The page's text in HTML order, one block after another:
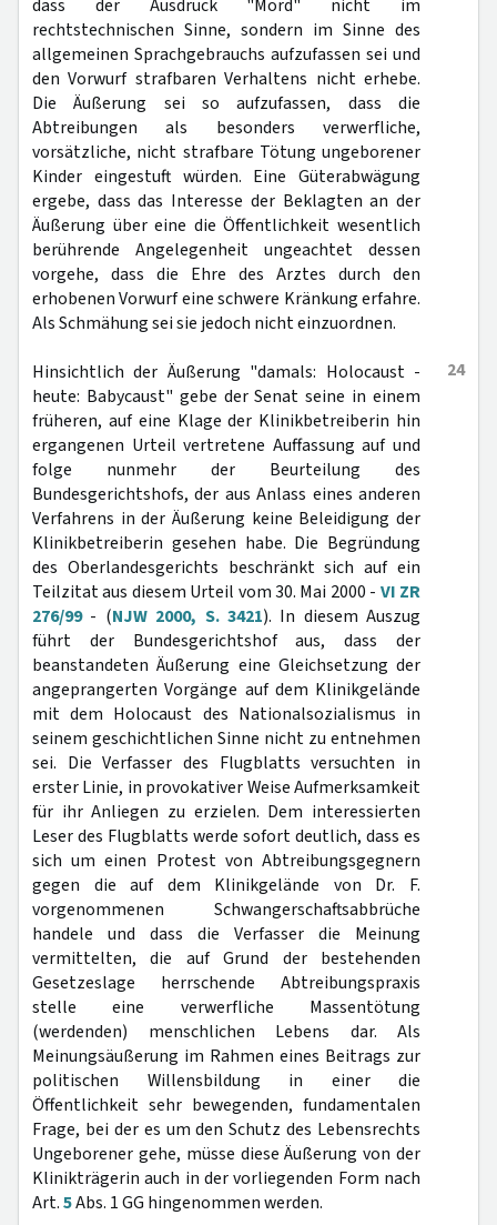
dass der Ausdruck "Mord" nicht im
rechtstechnischen Sinne, sondern im Sinne des
allgemeinen Sprachgebrauchs aufzufassen sei und
den Vorwurf strafbaren Verhaltens nicht erhebe.
Die Äußerung sei so aufzufassen, dass die
Abtreibungen als besonders verwerfliche,
vorsätzliche, nicht strafbare Tötung ungeborener
Kinder eingestuft würden. Eine Güterabwägung
ergebe, dass das Interesse der Beklagten an der
Äußerung über eine die Öffentlichkeit wesentlich
berührende Angelegenheit ungeachtet dessen
vorgehe, dass die Ehre des Arztes durch den
erhobenen Vorwurf eine schwere Kränkung erfahre.
Als Schmähung sei sie jedoch nicht einzuordnen.
24
Hinsichtlich der Äußerung "damals: Holocaust -
heute: Babycaust" gebe der Senat seine in einem
früheren, auf eine Klage der Klinikbetreiberin hin
ergangenen Urteil vertretene Auffassung auf und
folge nunmehr der Beurteilung des
Bundesgerichtshofs, der aus Anlass eines anderen
Verfahrens in der Äußerung keine Beleidigung der
Klinikbetreiberin gesehen habe. Die Begründung
des Oberlandesgerichts beschränkt sich auf ein
Teilzitat aus diesem Urteil vom 30. Mai 2000 - VI ZR
276/99- (NJW 2000, S. 3421). In diesem Auszug
führt der Bundesgerichtshof aus, dass der
beanstandeten Äußerung eine Gleichsetzung der
angeprangerten Vorgänge auf dem Klinikgelände
mit dem Holocaust des Nationalsozialismus in
seinem geschichtlichen Sinne nicht zu entnehmen
sei. Die Verfasser des Flugblatts versuchten in
erster Linie, in provokativer Weise Aufmerksamkeit
für ihr Anliegen zu erzielen. Dem interessierten
Leser des Flugblatts werde sofort deutlich, dass es
sich um einen Protest von Abtreibungsgegnern
gegen die auf dem Klinikgelände von Dr. F.
vorgenommenen Schwangerschaftsabbrüche
handele und dass die Verfasser die Meinung
vermittelten, die auf Grund der bestehenden
Gesetzeslage herrschende Abtreibungspraxis
stelle eine verwerfliche Massentötung
(werdenden) menschlichen Lebens dar. Als
Meinungsäußerung im Rahmen eines Beitrags zur
politischen Willensbildung in einer die
Öffentlichkeit sehr bewegenden, fundamentalen
Frage, bei der es um den Schutz des Lebensrechts
Ungeborener gehe, müsse diese Äußerung von der
Klinikträgerin auch in der vorliegenden Form nach
Art.5Abs. 1 GG hingenommen werden.